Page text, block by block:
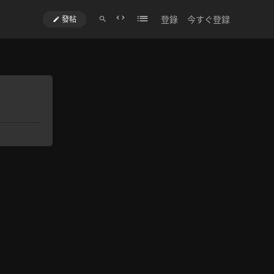
登錄 今すぐ登録
發帖